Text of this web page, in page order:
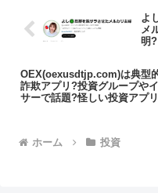
よ
メ
明
OEX(oexusdtjp.com)は典型
詐欺アプリ?投資グループや
サーで話題?怪しい投資アプ
ホーム 投資